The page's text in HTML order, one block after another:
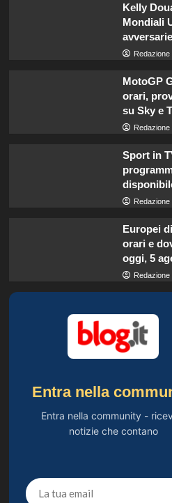
Kelly
Mondiali
Redazione
MotoGP
orari,
su Sky e
Redazione
Sport in
Redazione
Europei
orari e
oggi, 5
Redazione
Entra nella
Entra nella community -
notizie che contano